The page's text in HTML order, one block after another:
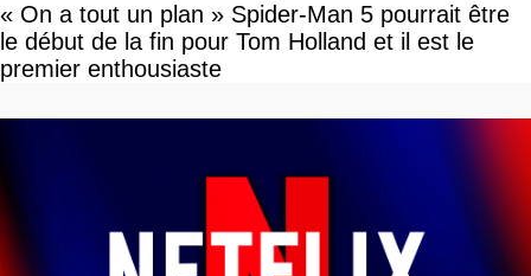
« On a tout un plan » Spider-Man 5 pourrait être
le début de la fin pour Tom Holland et il est le
premier enthousiaste